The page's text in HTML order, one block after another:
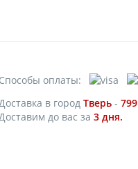
Способы оплаты:
в город Тверь- 799
до вас за 3 дня.